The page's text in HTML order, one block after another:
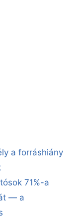
a forráshiány
71%-a
— a